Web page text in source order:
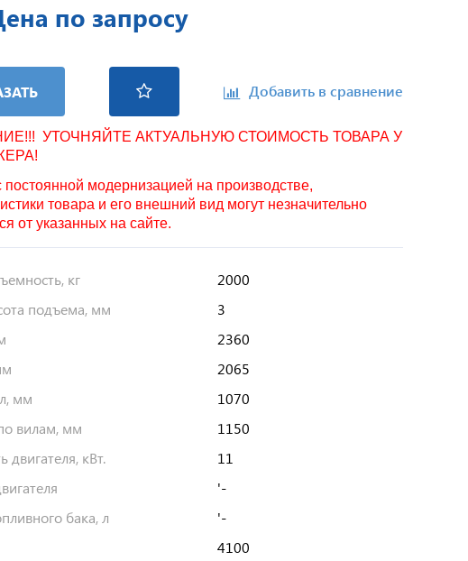
по запросу
Добавить в сравнение
УТОЧНЯЙТЕ АКТУАЛЬНУЮ СТОИМОСТЬ ТОВАРА У
постоянной модернизацией на производстве,
товара и его внешний вид могут незначительно
от указанных на сайте.
кг
2000
подъема, мм
3
2360
2065
мм
1070
вилам, мм
1150
кВт.
11
'-
бака, л
'-
4100